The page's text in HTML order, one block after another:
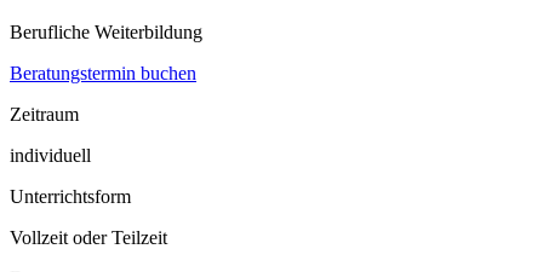
Berufliche Weiterbildung
Beratungstermin buchen
Zeitraum
individuell
Unterrichtsform
Vollzeit oder Teilzeit